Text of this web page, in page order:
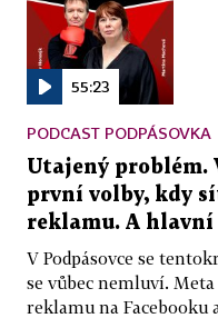
55:23
PODCAST PODPÁSOVKA
Utajený problém.
první volby, kdy
reklamu. A hlavní
V Podpásovce se
se vůbec nemluví.
reklamu na Facebooku